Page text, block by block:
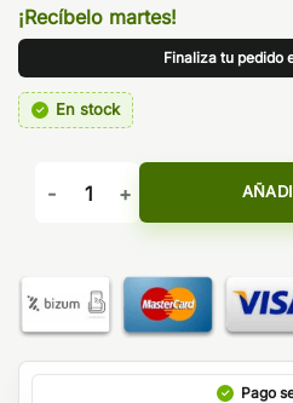
¡Recíbelo martes!
Finaliza tu pedido
En stock
Aroma Tabaco Rubio
Pago